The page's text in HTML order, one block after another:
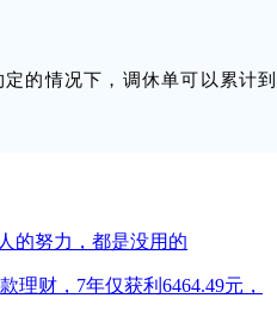
的情况下，调休单可以累计
的努力，都是没用的
理财，7年仅获利6464.49元，